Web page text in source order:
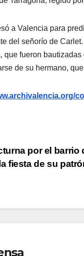
a Valencia para
del señorío de
que fueron
de su hermano,
por el barrio
fiesta de su